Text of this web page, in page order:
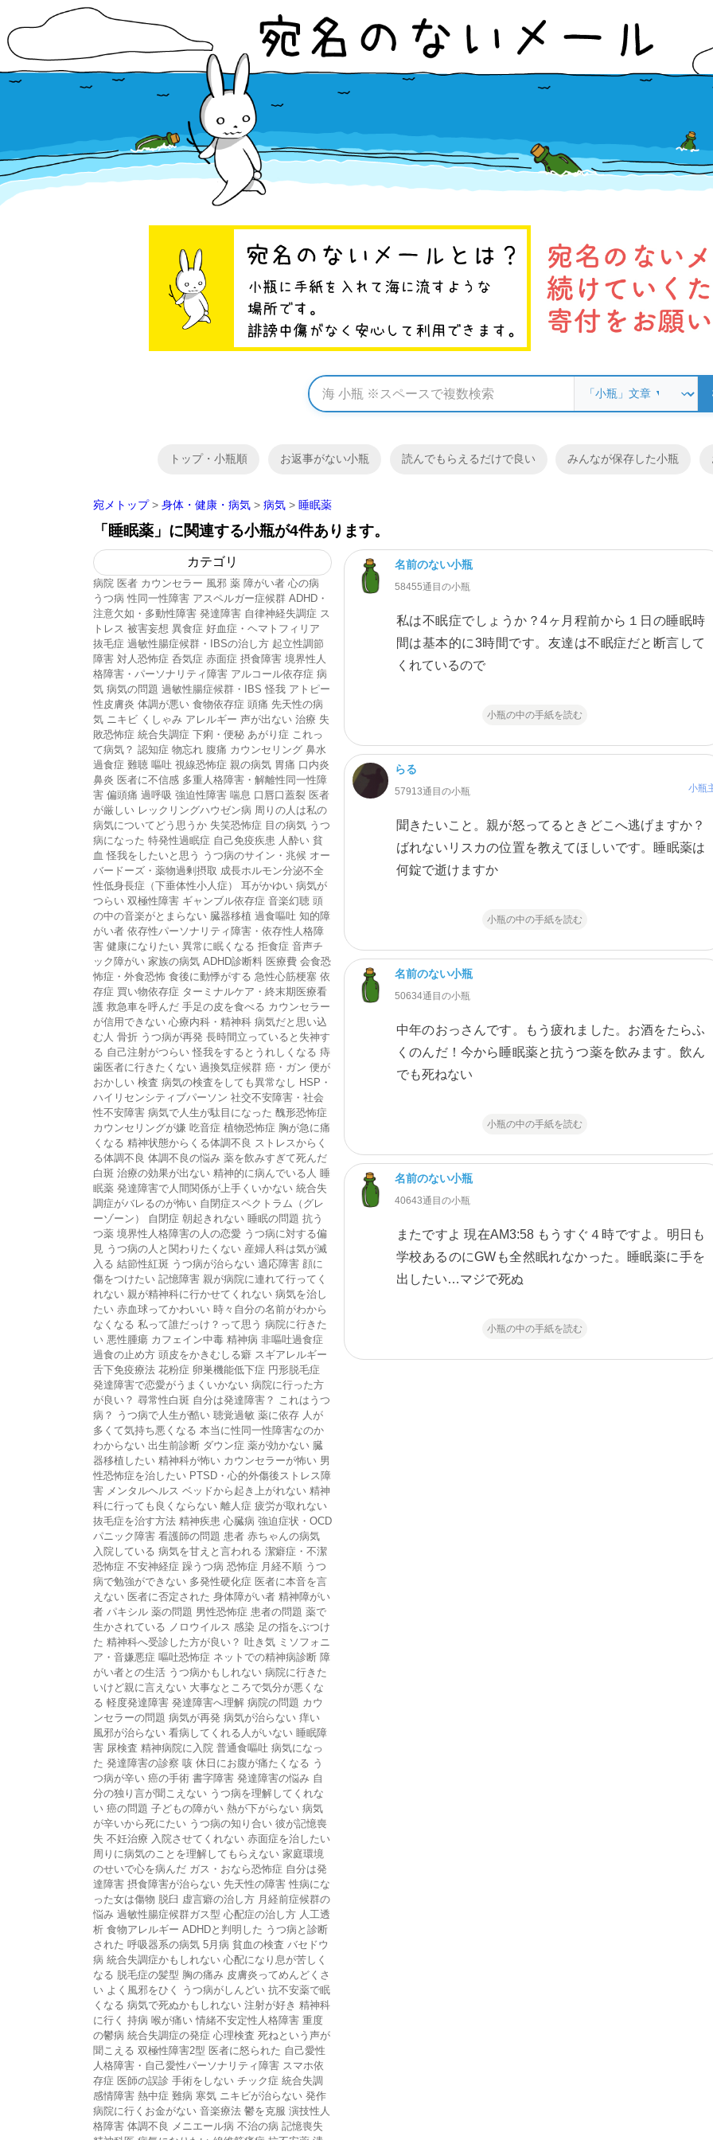
トップ・小瓶順 お返事がない小瓶 読んでもらえるだけで良い みんなが保存した小瓶
宛メトップ > 身体・健康・病気 > 病気 > 睡眠薬
「睡眠薬」に関連する小瓶が4件あります。
カテゴリ
病院 医者 カウンセラー 風邪 薬 障がい者 心の病
うつ病 性同一性障害 アスペルガー症候群 ADHD・
注意欠如・多動性障害 発達障害 自律神経失調症 ス
トレス 被害妄想 異食症 好血症・ヘマトフィリア
抜毛症 過敏性腸症候群・IBSの治し方 起立性調節
障害 対人恐怖症 呑気症 赤面症 摂食障害 境界性人
格障害・パーソナリティ障害 アルコール依存症 病
気 病気の問題 過敏性腸症候群・IBS 怪我 アトピー
性皮膚炎 体調が悪い 食物依存症 頭痛 先天性の病
気 ニキビ くしゃみ アレルギー 声が出ない 治療 失
敗恐怖症 統合失調症 下痢・便秘 あがり症 これっ
て病気？ 認知症 物忘れ 腹痛 カウンセリング 鼻水
過食症 難聴 嘔吐 視線恐怖症 親の病気 胃痛 口内炎
鼻炎 医者に不信感 多重人格障害・解離性同一性障
害 偏頭痛 過呼吸 強迫性障害 喘息 口唇口蓋裂 医者
が厳しい レックリングハウゼン病 周りの人は私の
病気についてどう思うか 失笑恐怖症 目の病気 うつ
病になった 特発性過眠症 自己免疫疾患 人酔い 貧
血 怪我をしたいと思う うつ病のサイン・兆候 オー
バードーズ・薬物過剰摂取 成長ホルモン分泌不全
性低身長症（下垂体性小人症）
耳がかゆい 病気が
つらい 双極性障害 ギャンブル依存症 音楽幻聴 頭
の中の音楽がとまらない 臓器移植 過食嘔吐 知的障
がい者 依存性パーソナリティ障害・依存性人格障
害 健康になりたい 異常に眠くなる 拒食症 音声チ
ック障がい 家族の病気 ADHD診断料 医療費 会食恐
怖症・外食恐怖 食後に動悸がする 急性心筋梗塞 依
存症 買い物依存症 ターミナルケア・終末期医療看
護 救急車を呼んだ 手足の皮を食べる カウンセラー
が信用できない 心療内科・精神科 病気だと思い込
む人 骨折 うつ病が再発 長時間立っていると失神す
る 自己注射がつらい 怪我をするとうれしくなる 痔
歯医者に行きたくない 過換気症候群 癌・ガン 便が
おかしい 検査 病気の検査をしても異常なし HSP・
ハイリセンシティブパーソン 社交不安障害・社会
性不安障害 病気で人生が駄目になった 醜形恐怖症
カウンセリングが嫌 吃音症 植物恐怖症 胸が急に痛
くなる 精神状態からくる体調不良 ストレスからく
る体調不良 体調不良の悩み 薬を飲みすぎて死んだ
白斑 治療の効果が出ない 精神的に病んでいる人 睡
眠薬 発達障害で人間関係が上手くいかない 統合失
調症がバレるのが怖い 自閉症スペクトラム（グレ
ーゾーン）
自閉症 朝起きれない 睡眠の問題 抗う
つ薬 境界性人格障害の人の恋愛 うつ病に対する偏
見 うつ病の人と関わりたくない 産婦人科は気が滅
入る 結節性紅斑 うつ病が治らない 適応障害 顔に
傷をつけたい 記憶障害 親が病院に連れて行ってく
れない 親が精神科に行かせてくれない 病気を治し
たい 赤血球ってかわいい 時々自分の名前がわから
なくなる 私って誰だっけ？って思う 病院に行きた
い 悪性腫瘍 カフェイン中毒 精神病 非嘔吐過食症
過食の止め方 頭皮をかきむしる癖 スギアレルギー
舌下免疫療法 花粉症 卵巣機能低下症 円形脱毛症
発達障害で恋愛がうまくいかない 病院に行った方
が良い？ 尋常性白斑 自分は発達障害？ これはうつ
病？ うつ病で人生が酷い 聴覚過敏 薬に依存 人が
多くて気持ち悪くなる 本当に性同一性障害なのか
わからない 出生前診断 ダウン症 薬が効かない 臓
器移植したい 精神科が怖い カウンセラーが怖い 男
性恐怖症を治したい PTSD・心的外傷後ストレス障
害 メンタルヘルス ベッドから起き上がれない 精神
科に行っても良くならない 離人症 疲労が取れない
抜毛症を治す方法 精神疾患 心臓病 強迫症状・OCD
パニック障害 看護師の問題 患者 赤ちゃんの病気
入院している 病気を甘えと言われる 潔癖症・不潔
恐怖症 不安神経症 躁うつ病 恐怖症 月経不順 うつ
病で勉強ができない 多発性硬化症 医者に本音を言
えない 医者に否定された 身体障がい者 精神障がい
者 パキシル 薬の問題 男性恐怖症 患者の問題 薬で
生かされている ノロウイルス 感染 足の指をぶつけ
た 精神科へ受診した方が良い？ 吐き気 ミソフォニ
ア・音嫌悪症 嘔吐恐怖症 ネットでの精神病診断 障
がい者との生活 うつ病かもしれない 病院に行きた
いけど親に言えない 大事なところで気分が悪くな
る 軽度発達障害 発達障害へ理解 病院の問題 カウ
ンセラーの問題 病気が再発 病気が治らない 痒い
風邪が治らない 看病してくれる人がいない 睡眠障
害 尿検査 精神病院に入院 普通食嘔吐 病気になっ
た 発達障害の診察 咳 休日にお腹が痛たくなる う
つ病が辛い 癌の手術 書字障害 発達障害の悩み 自
分の独り言が聞こえない うつ病を理解してくれな
い 癌の問題 子どもの障がい 熱が下がらない 病気
が辛いから死にたい うつ病の知り合い 彼が記憶喪
失 不妊治療 入院させてくれない 赤面症を治したい
周りに病気のことを理解してもらえない 家庭環境
のせいで心を病んだ ガス・おなら恐怖症 自分は発
達障害 摂食障害が治らない 先天性の障害 性病にな
った女は傷物 脱臼 虚言癖の治し方 月経前症候群の
悩み 過敏性腸症候群ガス型 心配症の治し方 人工透
析 食物アレルギー ADHDと判明した うつ病と診断
された 呼吸器系の病気 5月病 貧血の検査 バセドウ
病 統合失調症かもしれない 心配になり息が苦しく
なる 脱毛症の髪型 胸の痛み 皮膚炎ってめんどくさ
い よく風邪をひく うつ病がしんどい 抗不安薬で眠
くなる 病気で死ぬかもしれない 注射が好き 精神科
に行く 持病 喉が痛い 情緒不安定性人格障害 重度
の鬱病 統合失調症の発症 心理検査 死ねという声が
聞こえる 双極性障害2型 医者に怒られた 自己愛性
人格障害・自己愛性パーソナリティ障害 スマホ依
存症 医師の誤診 手術をしない チック症 統合失調
感情障害 熱中症 難病 寒気 ニキビが治らない 発作
病院に行くお金がない 音楽療法 鬱を克服 演技性人
格障害 体調不良 メニエール病 不治の病 記憶喪失
名前のない小瓶
58455通目の小瓶
私は不眠症でしょうか？4ヶ月程前から１日の睡眠時
間は基本的に3時間です。友達は不眠症だと断言して
くれているので
小瓶の中の手紙を読む
らる
57913通目の小瓶 小瓶
聞きたいこと。親が怒ってるときどこへ逃げますか？
ばれないリスカの位置を教えてほしいです。睡眠薬は
何錠で逝けますか
小瓶の中の手紙を読む
名前のない小瓶
50634通目の小瓶
中年のおっさんです。もう疲れました。お酒をたらふ
くのんだ！今から睡眠薬と抗うつ薬を飲みます。飲ん
でも死ねない
小瓶の中の手紙を読む
名前のない小瓶
40643通目の小瓶
またですよ 現在AM3:58 もうすぐ４時ですよ。明日も
学校あるのにGWも全然眠れなかった。睡眠薬に手を
出したい…マジで死ぬ
小瓶の中の手紙を読む